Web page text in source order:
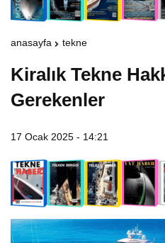
anasayfa tekne
Kiralık Tekne
Gerekenler
17 Ocak 2025 - 14:21